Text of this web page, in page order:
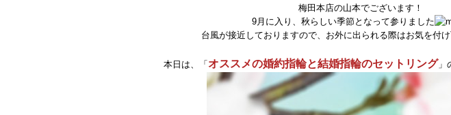
梅田本店の山本でございます！
9月に入り、秋らしい季節となって参りました
台風が接近しておりますので、お外に出られる際はお気を付
本日は、「 オススメの婚約指輪と結婚指輪のセットリング」